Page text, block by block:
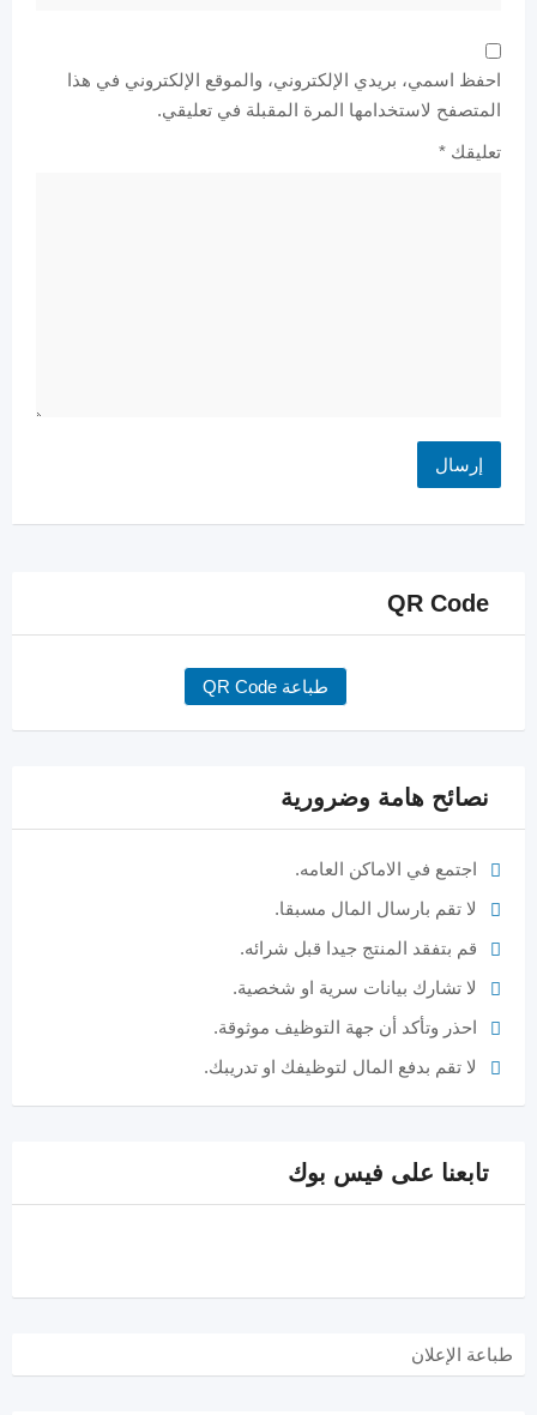
احفظ اسمي، بريدي الإلكتروني، والموقع الإلكتروني في هذا
المتصفح لاستخدامها المرة المقبلة في تعليقي.
تعليقك *
QR Code
طباعة QR Code
نصائح هامة وضرورية
اجتمع في الاماكن العامه.
لا تقم بارسال المال مسبقا.
قم بتفقد المنتج جيدا قبل شرائه.
لا تشارك بيانات سرية او شخصية.
احذر وتأكد أن جهة التوظيف موثوقة.
لا تقم بدفع المال لتوظيفك او تدريبك.
تابعنا على فيس بوك
طباعة الإعلان